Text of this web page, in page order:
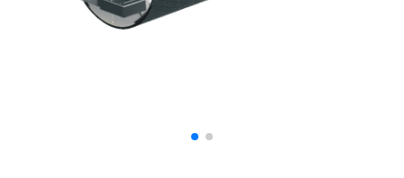
Околопрессовочное оборудование